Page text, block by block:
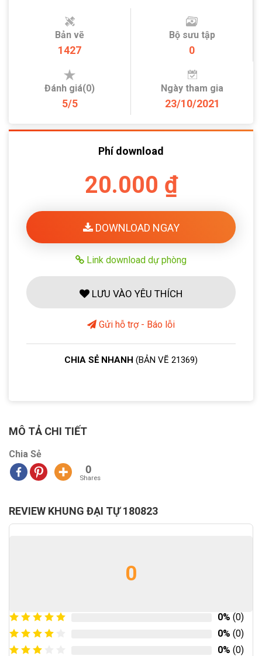
Bản vẽ
1427
Bộ sưu tập
0
Đánh giá(0)
5/5
Ngày tham gia
23/10/2021
Phí download
20.000 ₫
DOWNLOAD NGAY
Link download dự phòng
LƯU VÀO YÊU THÍCH
Gửi hỗ trợ - Báo lỗi
CHIA SẺ NHANH (BẢN VẼ 21369)
MÔ TẢ CHI TIẾT
Chia Sẻ
0
Shares
REVIEW KHUNG ĐẠI TỰ 180823
0
0% (0)
0% (0)
0% (0)